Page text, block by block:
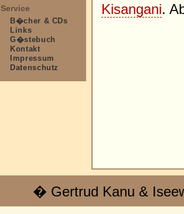
Service
B�cher & CDs
Links
G�stebuch
Kontakt
Impressum
Datenschutz
Kisangani.
� Gertrud Kanu &